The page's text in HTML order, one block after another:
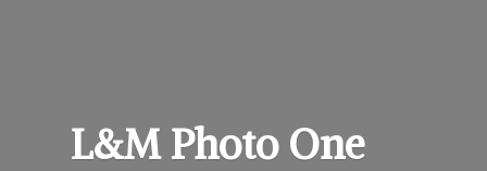
L&MPhoto One